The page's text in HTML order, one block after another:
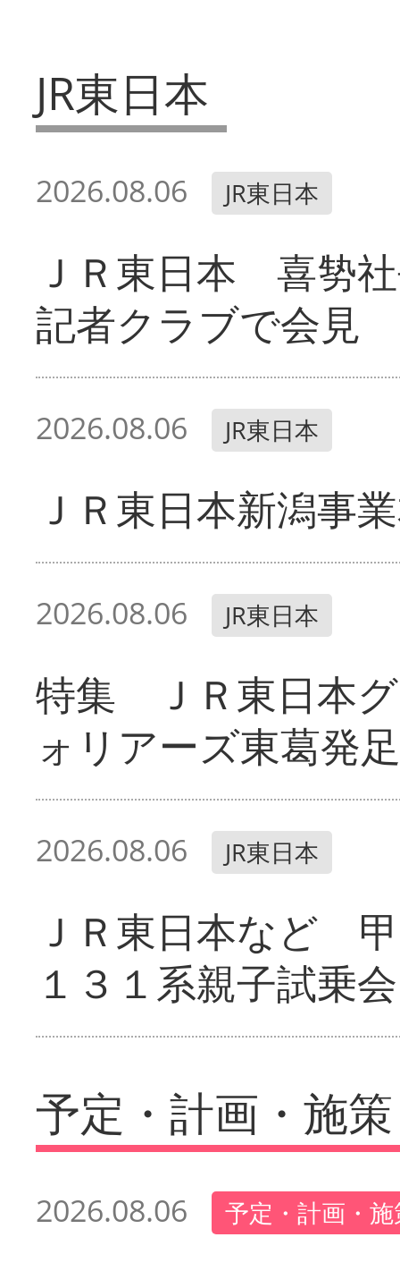
JR東日本
2026.08.06 JR東日本
ＪＲ東日本 喜㔟
記者クラブで会見
2026.08.06 JR東日本
ＪＲ東日本新潟事
2026.08.06 JR東日本
特集 ＪＲ東日本
ォリアーズ東葛発足
2026.08.06 JR東日本
ＪＲ東日本など
１３１系親子試乗会
予定・計画・施策
2026.08.06 予定・計画・